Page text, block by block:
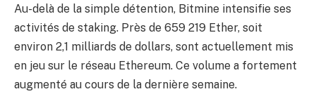
Au-delà de la simple détention, Bitmine intensifie ses
activités de staking. Près de 659 219 Ether, soit
environ 2,1 milliards de dollars, sont actuellement mis
en jeu sur le réseau Ethereum. Ce volume a fortement
augmenté au cours de la dernière semaine.